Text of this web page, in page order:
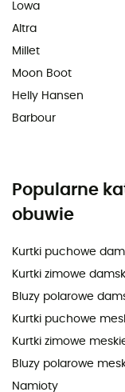
Lowa
Altra
Millet
Moon Boot
Helly Hansen
Barbour
Popularne
obuwie
Kurtki puchowe
Kurtki zimowe
Bluzy polarowe
Kurtki puchowe
Kurtki zimowe
Bluzy polarowe
Namioty